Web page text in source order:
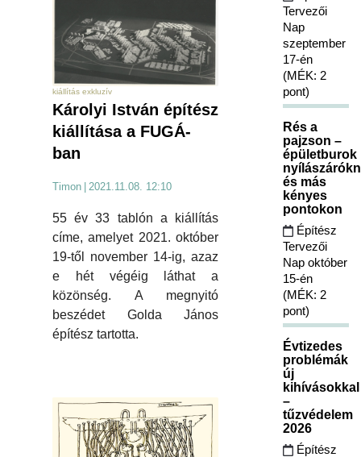
kiállítás exkluzív
Károlyi István építész
kiállítása a FUGÁ-
ban
Timon 2021.11.08. 12:10
55 év 33 tablón a kiállítás
címe, amelyet 2021. október
19-től november 14-ig, azaz
e hét végéig láthat a
közönség. A megnyitó
beszédet Golda János
építész tartotta.
Tervezői
Nap
szeptember
17-én
(MÉK: 2
pont)
Rés a
pajzson –
épületburok
és más
kényes
pontokon
Építész
Tervezői
Nap október
15-én
(MÉK: 2
pont)
Évtizedes
problémák
új
kihívásokkal
–
tűzvédelem
2026
Építész